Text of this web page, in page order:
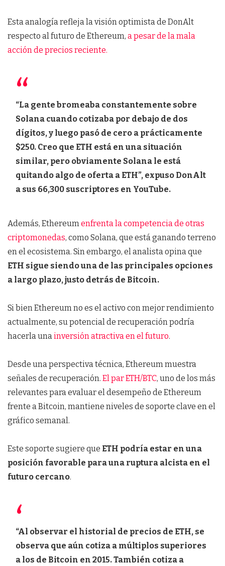
Esta analogía refleja la visión optimista de DonAlt
respecto al futuro de Ethereum, a pesar de la mala
acción de precios reciente.
“La gente bromeaba constantemente sobre
Solana cuando cotizaba por debajo de dos
dígitos, y luego pasó de cero a prácticamente
$250. Creo que ETH está en una situación
similar, pero obviamente Solana le está
quitando algo de oferta a ETH”, expuso DonAlt
a sus 66,300 suscriptores en YouTube.
Además, Ethereumenfrenta la competencia de otras
criptomonedas, como Solana, que está ganando terreno
en el ecosistema. Sin embargo, el analista opina que
ETH sigue siendo una de las principales opciones
a largo plazo, justo detrás de Bitcoin.
Si bien Ethereum no es el activo con mejor rendimiento
actualmente, su potencial de recuperación podría
hacerla unainversión atractiva en el futuro.
Desde una perspectiva técnica, Ethereum muestra
señales de recuperación. El par ETH/BTC, uno de los más
relevantes para evaluar el desempeño de Ethereum
frente a Bitcoin, mantiene niveles de soporte clave en el
gráfico semanal.
Este soporte sugiere que ETH podría estar en una
posición favorable para una ruptura alcista en el
futuro cercano.
“Al observar el historial de precios de ETH, se
observa que aún cotiza a múltiplos superiores
a los de Bitcoin en 2015. También cotiza a